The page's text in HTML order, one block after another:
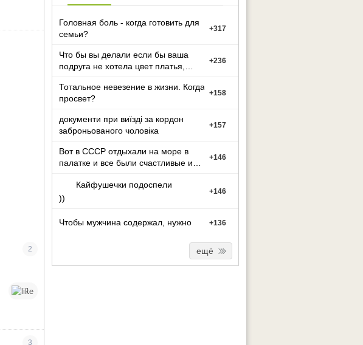
2
1
3
Головная боль - когда готовить для
семьи?
+317
Что бы вы делали если бы ваша
подруга не хотела цвет платья,
+236
Тотальное невезение в жизни. Когда
просвет?
+158
документи при виїзді за кордон
заброньованого чоловіка
+157
Вот в СССР отдыхали на море в
палатке и все были счастливые и
+146
Кайфушечки подоспели
))
+146
Чтобы мужчина содержал, нужно +136
ещё